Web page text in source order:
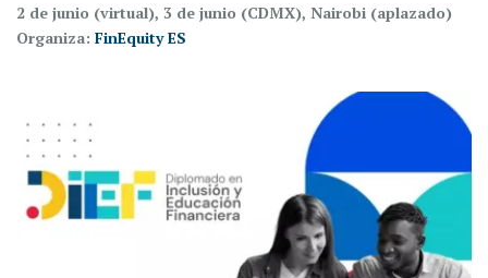
2 de junio (virtual), 3 de junio (CDMX), Nairobi (aplazado)
Organiza: FinEquity ES